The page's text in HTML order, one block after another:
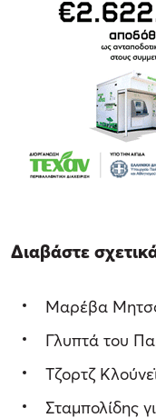
Διαβάστε
Μαρέβα
Γλυπτά του
Τζορτζ
Σταμπολίδης